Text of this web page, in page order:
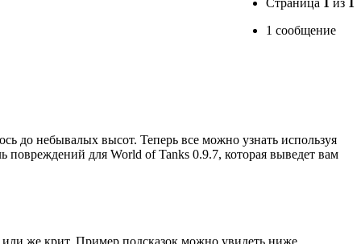
1 сообщение
до небывалых высот. Теперь все можно узнать используя
для World of Tanks 0.9.7, которая выведет вам
же крит. Пример подсказок можно увидеть ниже.